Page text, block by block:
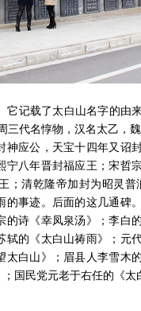
记载了太白山名字的由
三代名惇物，汉名太乙
神应公，天宝十四年又诏
宁八年晋封福应王；宋哲
；清乾隆帝加封为昭灵
的事迹。后面的这几通碑
的诗《幸凤泉汤》；李白
轼的《太白山祷雨》；元
太白山》；眉县人李雪木
国民党元老于右任的《太